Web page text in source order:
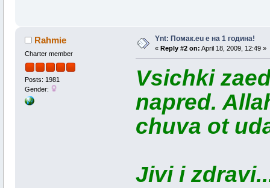
Rahmie
Charter member
Posts: 1981
Gender:
Ynt: Помак.eu e на 1 година!
« Reply #2 on: April 18, 2009, 12:49 »
Vsichki
napred.
chuva ot
Jivi i